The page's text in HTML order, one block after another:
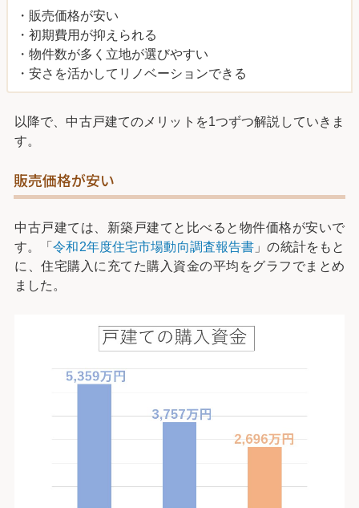
・販売価格が安い
・初期費用が抑えられる
・物件数が多く立地が選びやすい
・安さを活かしてリノベーションできる
以降で、中古戸建てのメリットを1つずつ解説していきま
す。
販売価格が安い
中古戸建ては、新築戸建てと比べると物件価格が安いで
す。「令和2年度住宅市場動向調査報告書 」の統計をもと
に、住宅購入に充てた購入資金の平均をグラフでまとめ
ました。